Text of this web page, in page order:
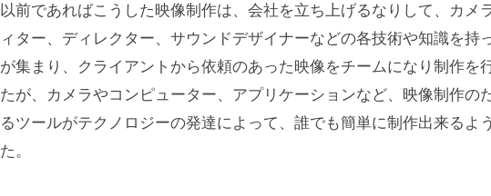
以前であればこうした映像制作は、会社を立ち上げるなりして、カメ
ィター、ディレクター、サウンドデザイナーなどの各技術や知識を持
が集まり、クライアントから依頼のあった映像をチームになり制作を
たが、カメラやコンピューター、アプリケーションなど、映像制作の
るツールがテクノロジーの発達によって、誰でも簡単に制作出来るよ
た。